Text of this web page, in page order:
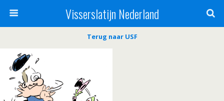
Visserslatijn Nederland
Terug naar USF